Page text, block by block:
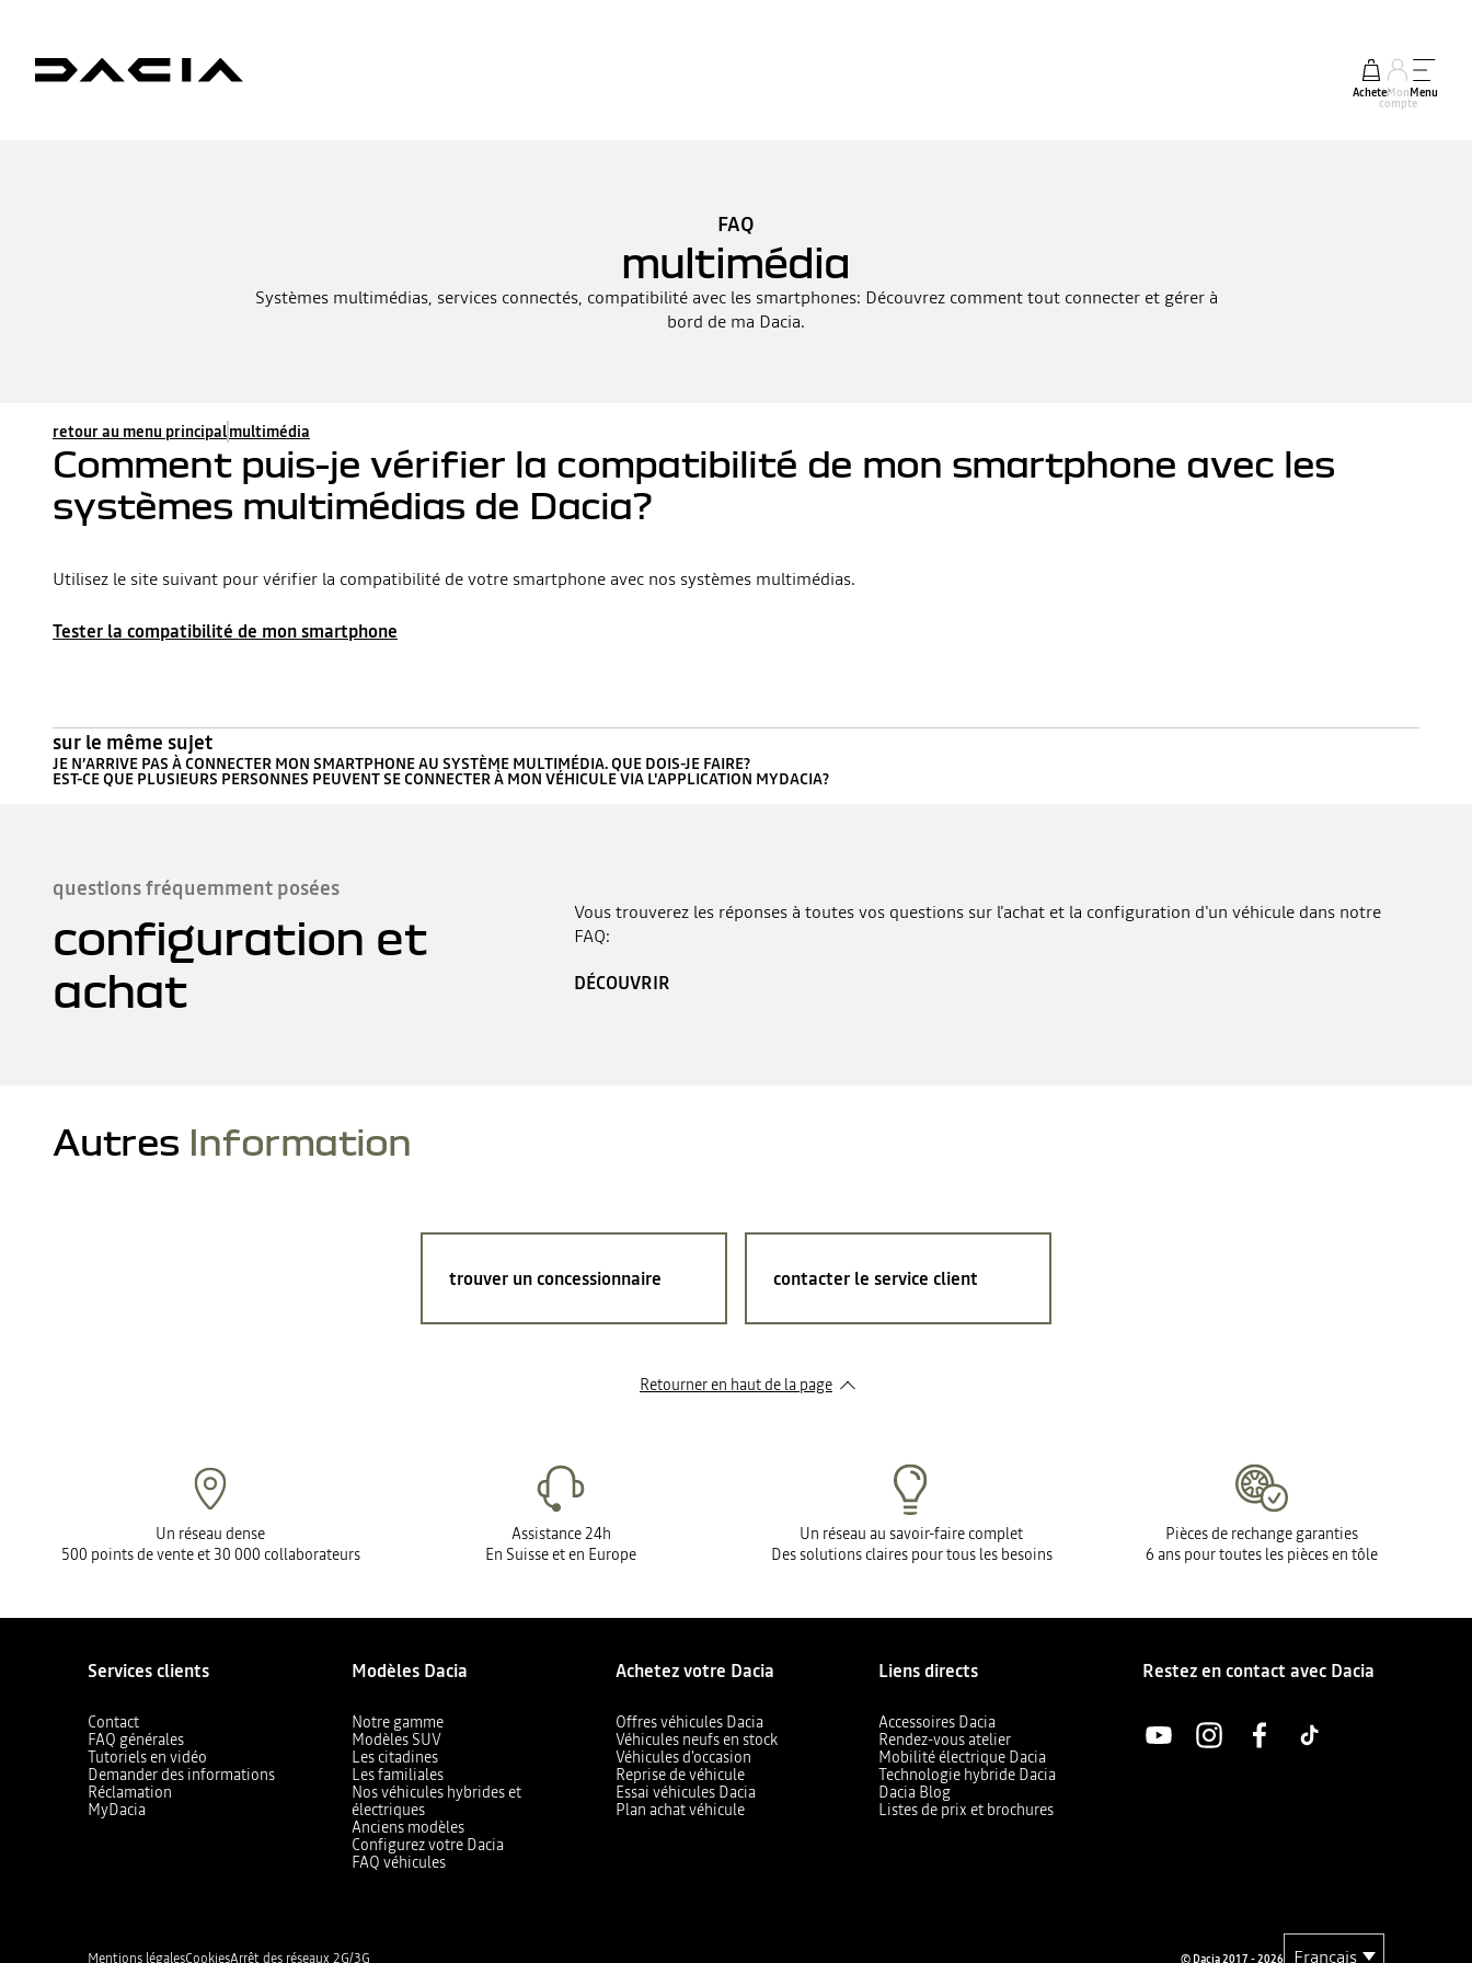
AcheterMon
compte
Menu
FAQ
multimédia
Systèmes multimédias, services connectés, compatibilité avec les smartphones: Découvrez comment tout connecter et gérer à
bord de ma Dacia.
retour au menu principalmultimédia
Comment puis-je vérifier la compatibilité de mon smartphone avec les
systèmes multimédias de Dacia?
Utilisez le site suivant pour vérifier la compatibilité de votre smartphone avec nos systèmes multimédias.
Tester la compatibilité de mon smartphone
sur le même sujet
JE N’ARRIVE PAS À CONNECTER MON SMARTPHONE AU SYSTÈME MULTIMÉDIA. QUE DOIS-JE FAIRE?
EST-CE QUE PLUSIEURS PERSONNES PEUVENT SE CONNECTER À MON VÉHICULE VIA L'APPLICATION MYDACIA?
questions fréquemment posées
configuration et
achat
Vous trouverez les réponses à toutes vos questions sur l'achat et la configuration d'un véhicule dans notre
FAQ:
DÉCOUVRIR
Autres Information
trouver un concessionnaire contacter le service client
Retourner en haut de la page
Un réseau dense
500 points de vente et 30 000 collaborateurs
Assistance 24h
En Suisse et en Europe
Un réseau au savoir-faire complet
Des solutions claires pour tous les besoins
Pièces de rechange garanties
6 ans pour toutes les pièces en tôle
Services clients
Contact
FAQ générales
Tutoriels en vidéo
Demander des informations
Réclamation
MyDacia
Modèles Dacia
Notre gamme
Modèles SUV
Les citadines
Les familiales
Nos véhicules hybrides et
électriques
Anciens modèles
Configurez votre Dacia
FAQ véhicules
Achetez votre Dacia
Offres véhicules Dacia
Véhicules neufs en stock
Véhicules d'occasion
Reprise de véhicule
Essai véhicules Dacia
Plan achat véhicule
Liens directs
Accessoires Dacia
Rendez-vous atelier
Mobilité électrique Dacia
Technologie hybride Dacia
Dacia Blog
Listes de prix et brochures
Restez en contact avec Dacia
Mentions légalesCookiesArrêt des réseaux 2G/3G © Dacia 2017 - 2026